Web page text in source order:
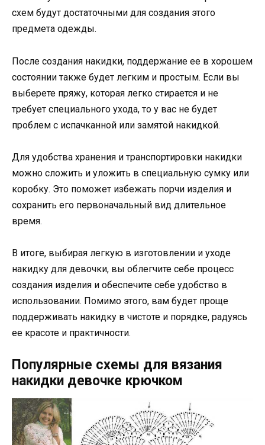
схем будут достаточными для создания этого
предмета одежды.
После создания накидки, поддержание ее в хорошем
состоянии также будет легким и простым. Если вы
выберете пряжу, которая легко стирается и не
требует специального ухода, то у вас не будет
проблем с испачканной или замятой накидкой.
Для удобства хранения и транспортировки накидки
можно сложить и уложить в специальную сумку или
коробку. Это поможет избежать порчи изделия и
сохранить его первоначальный вид длительное
время.
В итоге, выбирая легкую в изготовлении и уходе
накидку для девочки, вы облегчите себе процесс
создания изделия и обеспечите себе удобство в
использовании. Помимо этого, вам будет проще
поддерживать накидку в чистоте и порядке, радуясь
ее красоте и практичности.
Популярные схемы для вязания
накидки девочке крючком